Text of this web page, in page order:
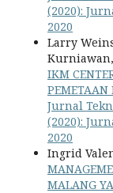
(2020):
2020
Larry
Kurniawan,
IKM
PEMETAAN
Jurnal
(2020):
2020
Ingrid
MALANG